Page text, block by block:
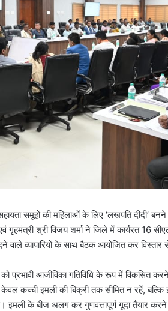
समूहों की महिलाओं के लिए ‘लखपति दीदी’
गृहमंत्री श्री विजय शर्मा ने जिले में कार्यरत 16
वाले व्यापारियों के साथ बैठक आयोजित कर विस्तार
प्रभावी आजीविका गतिविधि के रूप में विकसित
केवल कच्ची इमली की बिक्री तक सीमित न रहें,
के बीज अलग कर गुणवत्तापूर्ण गूदा तैयार करने